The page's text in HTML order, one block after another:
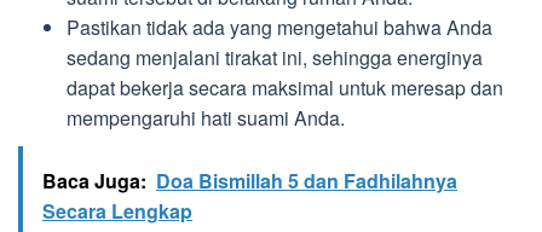
Pastikan tidak ada yang mengetahui bahwa Anda
sedang menjalani tirakat ini, sehingga energinya
dapat bekerja secara maksimal untuk meresap dan
mempengaruhi hati suami Anda.
Baca Juga: Doa Bismillah 5 dan Fadhilahnya
Secara Lengkap